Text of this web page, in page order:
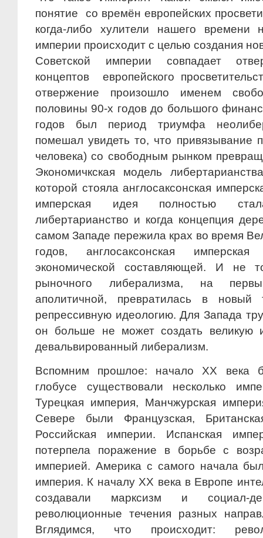
понятие со времён европейских
когда-либо хулители нашего времени
империи происходит с целью создания
Советской империи совпадает
концептов европейского
отвержение произошло именем
половины 90-х годов до большого
годов был период триумфа
помешал увидеть то, что привязывание
человека) со свободным рынком
Экономичкская модель
которой стояла англосаксонская
имперская идея полностью
либертарианство и когда концепция
самом Западе пережила крах во время
годов, англосаксонская
экономической составляющей. И не
рыночного либерализма, на
аполитичной, превратилась в новый
репрессивную идеологию. Для Запада
он больше не может создать великую
девальвированный либерализм.
Вспомним прошлое: начало XX века
глобусе существовали несколько
Турецкая империя, Манчжурская
Севере были Французская,
Российская империи. Испанская
потерпела поражение в борьбе с
империей. Америка с самого начала
империя. К началу XX века в Европе
создавали марксизм и социал-
революционные течения разных
Вглядимся, что происходит: